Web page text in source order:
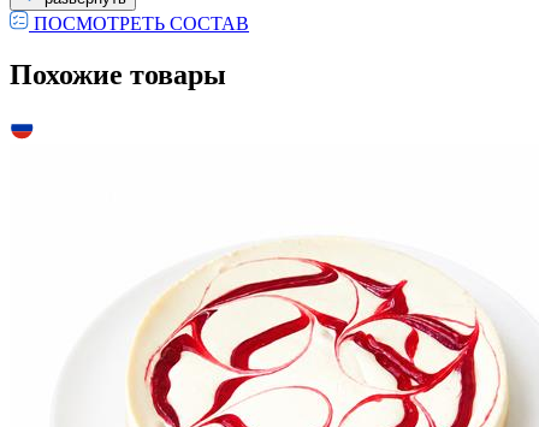
ПОСМОТРЕТЬ СОСТАВ
Похожие товары